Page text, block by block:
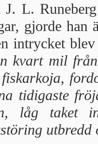
J. L.
gjorde han
intrycket
kvart mil
fiskarkoja,
tidigaste
låg taket
utbredd